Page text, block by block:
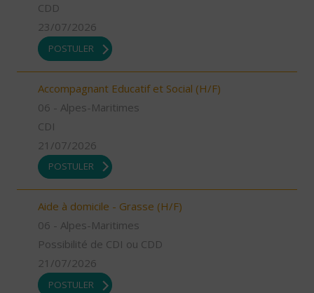
CDD
23/07/2026
POSTULER
Accompagnant Educatif et Social (H/F)
06 - Alpes-Maritimes
CDI
21/07/2026
POSTULER
Aide à domicile - Grasse (H/F)
06 - Alpes-Maritimes
Possibilité de CDI ou CDD
21/07/2026
POSTULER